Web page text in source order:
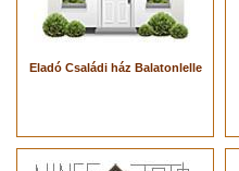
Eladó Családi ház Balatonlelle